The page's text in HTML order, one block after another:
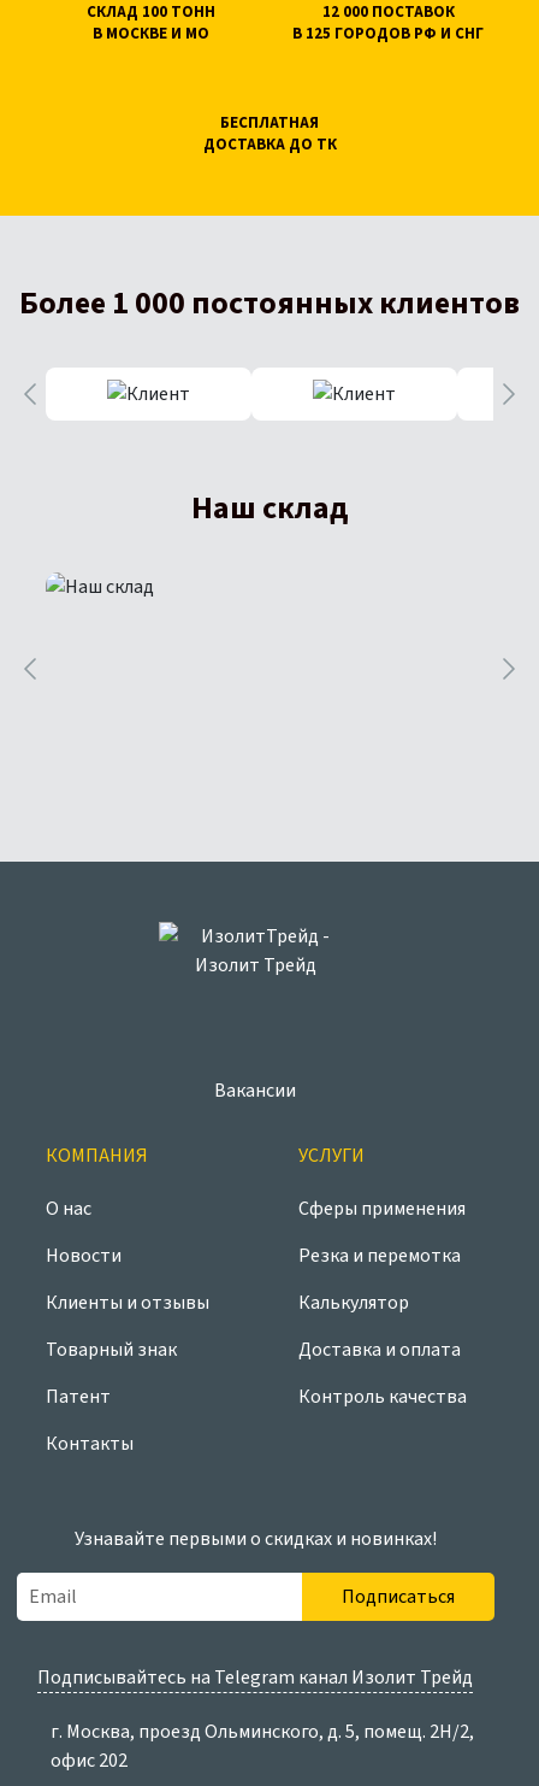
СКЛАД 100 ТОНН
В МОСКВЕ И МО
12 000 ПОСТАВОК
В 125 ГОРОДОВ РФ И СНГ
БЕСПЛАТНАЯ
ДОСТАВКА ДО ТК
Более 1 000 постоянных клиентов
Наш склад
Вакансии
КОМПАНИЯ
О нас
Новости
Клиенты и отзывы
Товарный знак
Патент
Контакты
УСЛУГИ
Сферы применения
Резка и перемотка
Калькулятор
Доставка и оплата
Контроль качества
Узнавайте первыми о скидках и новинках!
Подписаться
Подписывайтесь на Telegram канал Изолит Трейд
г. Москва, проезд Ольминского, д. 5, помещ. 2Н/2,
офис 202